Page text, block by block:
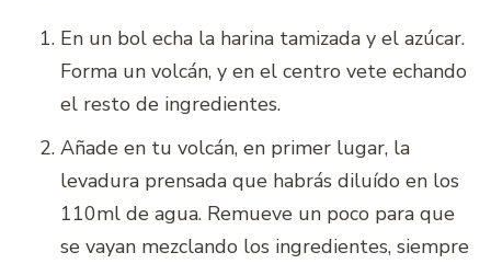
En un bol echa la harina tamizada y el azúcar.
Forma un volcán, y en el centro vete echando
el resto de ingredientes.
Añade en tu volcán, en primer lugar, la
levadura prensada que habrás diluído en los
110ml de agua. Remueve un poco para que
se vayan mezclando los ingredientes, siempre